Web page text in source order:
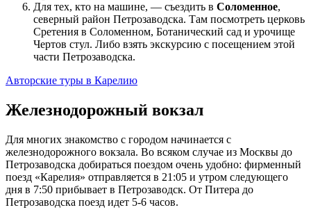
Для тех, кто на машине, — съездить в Соломенное,
северный район Петрозаводска. Там посмотреть церковь
Сретения в Соломенном, Ботанический сад и урочище
Чертов стул. Либо взять экскурсию с посещением этой
части Петрозаводска.
Авторские туры в Карелию
Железнодорожный вокзал
Для многих знакомство с городом начинается с
железнодорожного вокзала. Во всяком случае из Москвы до
Петрозаводска добираться поездом очень удобно: фирменный
поезд «Карелия» отправляется в 21:05 и утром следующего
дня в 7:50 прибывает в Петрозаводск. От Питера до
Петрозаводска поезд идет 5-6 часов.